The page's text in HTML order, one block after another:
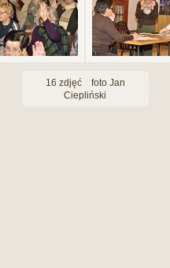
16 zdjęć foto Jan
Ciepliński